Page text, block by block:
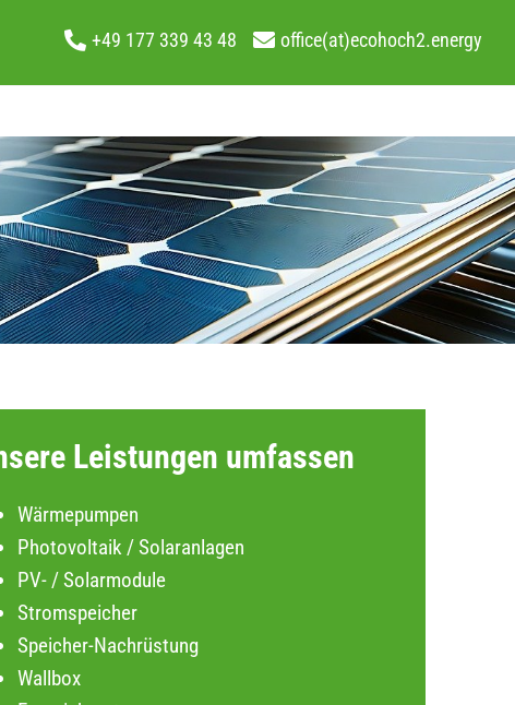
+49 177 339 43 48 office(at)ecohoch2.energy
Leistungen umfassen
Wärmepumpen
Photovoltaik / Solaranlagen
PV- / Solarmodule
Stromspeicher
Speicher-Nachrüstung
Wallbox